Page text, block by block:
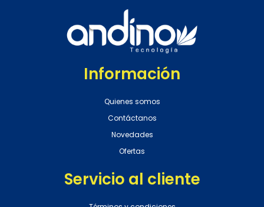
Información
Quienes somos
Contáctanos
Novedades
Ofertas
Servicio al cliente